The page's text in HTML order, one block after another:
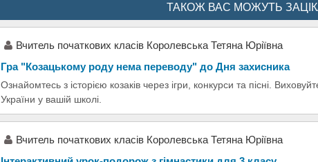
ТАКОЖ ВАС МОЖУТЬ
Вчитель початкових класів Королевська Тетяна Юріївна
Гра "Козацькому роду нема переводу" до Дня захисника
Ознайомтесь з історією козаків через ігри, конкурси та пісні.
України у вашій школі.
Вчитель початкових класів Королевська Тетяна Юріївна